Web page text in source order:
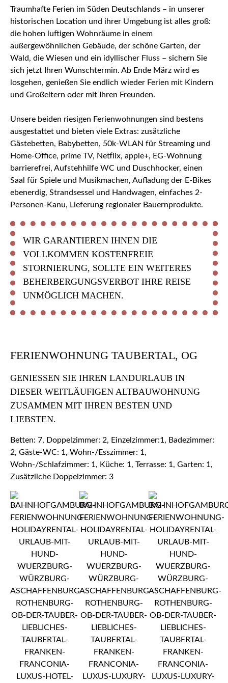
Traumhafte Ferien im Süden Deutschlands – in unserer
historischen Location und ihrer Umgebung ist alles groß:
die hohen luftigen Wohnräume in einem
außergewöhnlichen Gebäude, der schöne Garten, der
Wald, die Wiesen und ein idyllischer Fluss – sichern Sie
sich jetzt Ihren Wunschtermin. Ab Ende März wird es
losgehen, genießen Sie endlich wieder Ferien mit Kindern
und Großeltern oder mit Ihren Freunden.
Unsere beiden riesigen Ferienwohnungen sind bestens
ausgestattet und bieten viele Extras: zusätzliche
Gästebetten, Babybetten, 50k-WLAN für Streaming und
Home-Office, prime TV, Netflix, apple+, EG-Wohnung
barrierefrei, Aufstehhilfe WC und Duschhocker, einen
Saal für Spiele und Musikmachen, Aufladung der E-Bikes
ebenerdig, Strandsessel und Handwagen, einfaches 2-
Personen-Kanu, Lieferung regionaler Bauernprodukte.
WIR GARANTIEREN IHNEN DIE
VOLLKOMMEN KOSTENFREIE
STORNIERUNG, SOLLTE EIN WEITERES
BEHERBERGUNGSVERBOT IHRE REISE
UNMÖGLICH MACHEN.
FERIENWOHNUNG TAUBERTAL, OG
GENIESSEN SIE IHREN LANDURLAUB IN D
IESER WEITLÄUFIGEN ALTBAUWOHNUNG Z
USAMMEN MIT IHREN BESTEN UND L
IEBSTEN.
Betten: 7, Doppelzimmer: 2, Einzelzimmer:1, Badezimmer:
2, Gäste-WC: 1, Wohn-/Esszimmer: 1,
Wohn-/Schlafzimmer: 1, Küche: 1, Terrasse: 1, Garten: 1,
Zusätzliche Doppelzimmer: 3